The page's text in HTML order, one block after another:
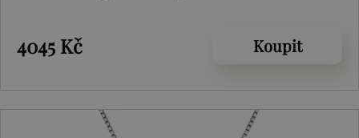
4045 Kč Koupit